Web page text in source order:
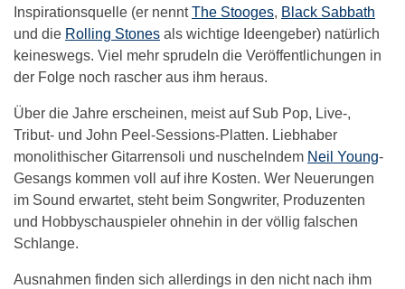
Inspirationsquelle (er nenntThe Stooges, Black Sabbath
und die Rolling Stones als wichtige Ideengeber) natürlich
keineswegs. Viel mehr sprudeln die Veröffentlichungen in
der Folge noch rascher aus ihm heraus.
Über die Jahre erscheinen, meist auf Sub Pop, Live-,
Tribut- und John Peel-Sessions-Platten. Liebhaber
monolithischer Gitarrensoli und nuschelndem Neil Young-
Gesangs kommen voll auf ihre Kosten. Wer Neuerungen
im Sound erwartet, steht beim Songwriter, Produzenten
und Hobbyschauspieler ohnehin in der völlig falschen
Schlange.
Ausnahmen finden sich allerdings in den nicht nach ihm